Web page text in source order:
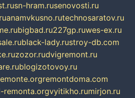
sn-hram.rusenovosti.ru
anamvkusno.rutechnosaratov.ru
bigbad.ru227gp.ruwes-ex.ru
black-lady.rustroy-db.com
zozor.rudvigremont.ru
blogizotovoy.ru
remontdoma.com
remonta.orgvyitikho.rumirjon.ru